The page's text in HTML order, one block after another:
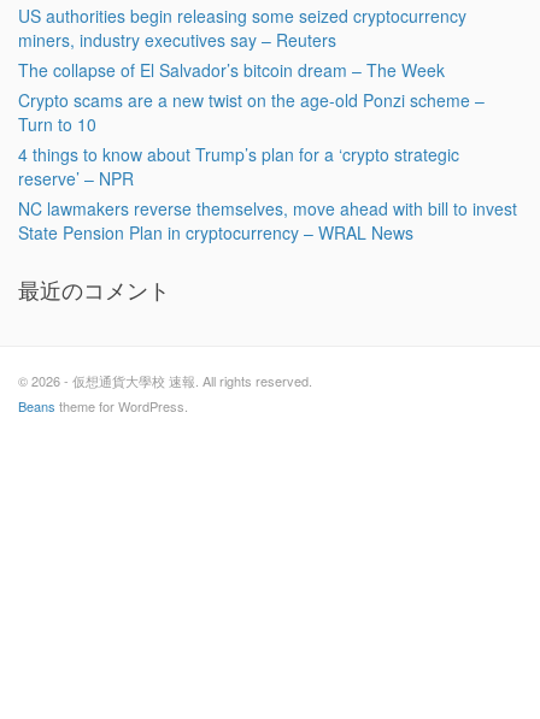
US authorities begin releasing some seized cryptocurrency
miners, industry executives say – Reuters
The collapse of El Salvador’s bitcoin dream – The Week
Crypto scams are a new twist on the age-old Ponzi scheme –
Turn to 10
4 things to know about Trump’s plan for a ‘crypto strategic
reserve’ – NPR
NC lawmakers reverse themselves, move ahead with bill to invest
State Pension Plan in cryptocurrency – WRAL News
最近のコメント
© 2026 - 仮想通貨大學校 速報. All rights reserved.
Beans theme for WordPress.